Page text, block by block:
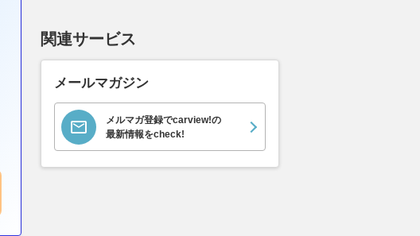
関連サービス
メールマガジン
メルマガ登録でcarview!の
最新情報をcheck!